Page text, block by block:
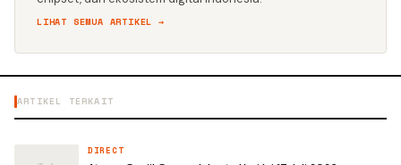
LIHAT SEMUA ARTIKEL →
ARTIKEL TERKAIT
DIRECT